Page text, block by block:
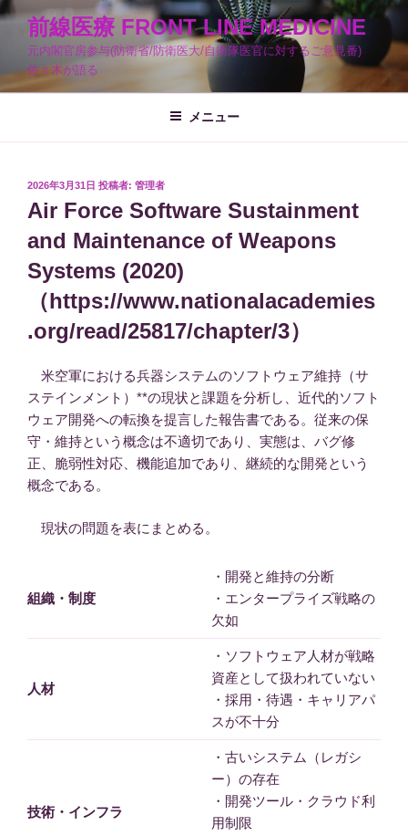
コ
ン
ツ
ス
前線医療 FRONT LINE MEDICINE
元内閣官房参与(防衛省/防衛医大/自衛隊医官に対するご意見番)
佐々木が語る
メニュー
投
稿
日:
2026年3月31日 投稿者: 管理者
Air Force Software Sustainment
and Maintenance of Weapons
Systems (2020)
（https://www.nationalacademies
.org/read/25817/chapter/3）
米空軍における兵器システムのソフトウェア維持（サ
ステインメント）**の現状と課題を分析し、近代的ソフト
ウェア開発への転換を提言した報告書である。従来の保
守・維持という概念は不適切であり、実態は、バグ修
正、脆弱性対応、機能追加であり、継続的な開発という
概念である。
現状の問題を表にまとめる。
組織・制度
・開発と維持の分断
・エンタープライズ戦略の
欠如
人材
・ソフトウェア人材が戦略
資産として扱われていない
・採用・待遇・キャリアパ
スが不十分
技術・インフラ
・古いシステム（レガシ
ー）の存在
・開発ツール・クラウド利
用制限